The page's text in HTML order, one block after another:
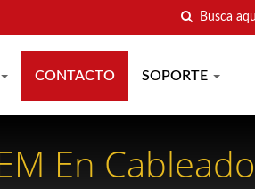
CONTACTO SOPORTE
En Cableado